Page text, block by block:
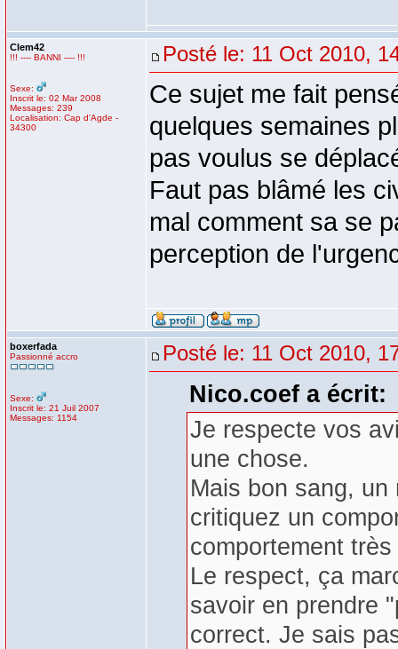
Clem42
!!! ---- BANNI ---- !!!
Sexe:
Inscrit le: 02 Mar 2008
Messages: 239
Localisation: Cap d'Agde -
34300
Posté le: 11 Oct 2010,
Ce sujet me fait
quelques semaines
pas voulus se
Faut pas blâmé les
mal comment sa se
perception de
boxerfada
Passionné accro
Sexe:
Inscrit le: 21 Juil 2007
Messages: 1154
Posté le: 11 Oct 2010,
Nico.coef a écrit:
Je respecte vos
une chose.
Mais bon sang,
critiquez un
comportement
Le respect, ça
savoir en prendre
correct. Je sais